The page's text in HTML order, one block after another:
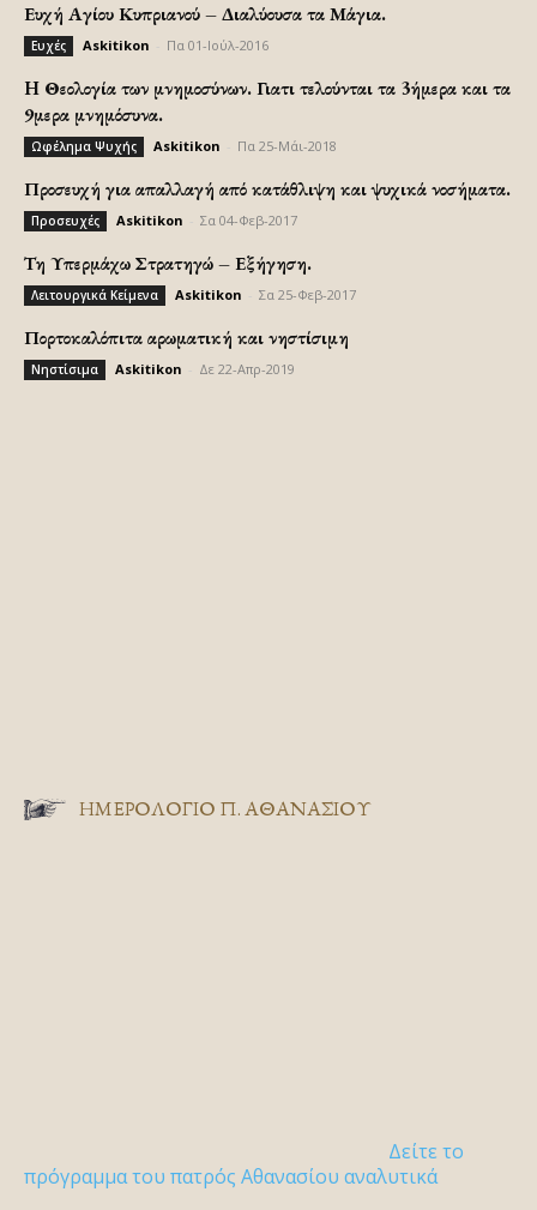
Ευχή Αγίου Κυπριανού – Διαλύουσα τα Μάγια.
Ευχές Askitikon Πα 01-Ιούλ-2016
H Θεολογία των μνημοσύνων. Γιατι τελούνται τα 3ήμερα και τα
9μερα μνημόσυνα.
Ωφέλημα Ψυχής Askitikon Πα 25-Μάι-2018
Προσευχή για απαλλαγή από κατάθλιψη και ψυχικά νοσήματα.
Προσευχές Askitikon Σα 04-Φεβ-2017
Τη Υπερμάχω Στρατηγώ – Εξήγηση.
Λειτουργικά Κείμενα Askitikon Σα 25-Φεβ-2017
Πορτοκαλόπιτα αρωματική και νηστίσιμη
Νηστίσιμα Askitikon Δε 22-Απρ-2019
ΗΜΕΡΟΛΟΓΙΟ Π. ΑΘΑΝΑΣΙΟΥ
Δείτε το
πρόγραμμα του πατρός Αθανασίου αναλυτικά